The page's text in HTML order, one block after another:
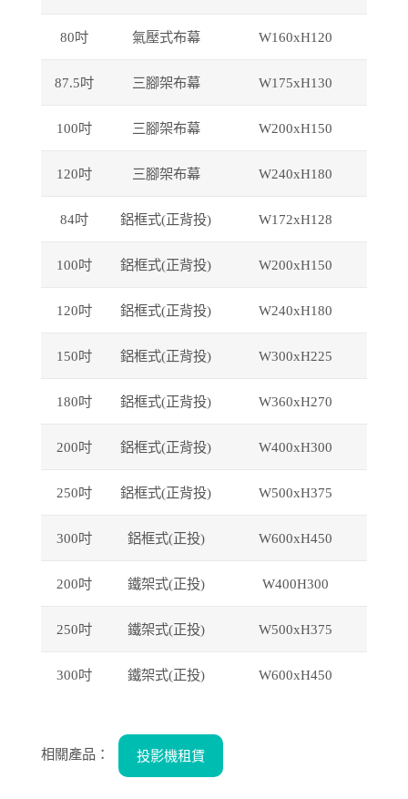
80吋 氣壓式布幕 W160xH120
87.5吋 三腳架布幕 W175xH130
100吋 三腳架布幕 W200xH150
120吋 三腳架布幕 W240xH180
84吋 鋁框式(正背投) W172xH128
100吋 鋁框式(正背投) W200xH150
120吋 鋁框式(正背投) W240xH180
150吋 鋁框式(正背投) W300xH225
180吋 鋁框式(正背投) W360xH270
200吋 鋁框式(正背投) W400xH300
250吋 鋁框式(正背投) W500xH375
300吋 鋁框式(正投) W600xH450
200吋 鐵架式(正投) W400H300
250吋 鐵架式(正投) W500xH375
300吋 鐵架式(正投) W600xH450
相關產品： 投影機租賃